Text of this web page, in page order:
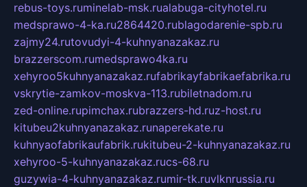
rebus-toys.ruminelab-msk.rualabuga-cityhotel.ru
medsprawo-4-ka.ru2864420.rublagodarenie-spb.ru
zajmy24.rutovudyi-4-kuhnyanazakaz.ru
brazzerscom.rumedsprawo4ka.ru
xehyroo5kuhnyanazakaz.rufabrikayfabrikaefabrika.ru
vskrytie-zamkov-moskva-113.rubiletnadom.ru
zed-online.rupimchax.rubrazzers-hd.ruz-host.ru
kitubeu2kuhnyanazakaz.runaperekate.ru
kuhnyaofabrikaufabrik.rukitubeu-2-kuhnyanazakaz.ru
xehyroo-5-kuhnyanazakaz.rucs-68.ru
guzywia-4-kuhnyanazakaz.rumir-tk.ruvlknrussia.ru